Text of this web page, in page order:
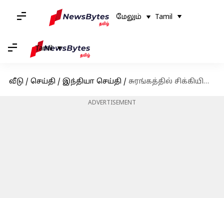
மேலும் Tamil
Tamil
வீடு / செய்தி / இந்தியா செய்தி / சுரங்கத்தில் சிக்கியிருப்பவர்களை மீட்பதற்கான துளையிடும் பணி தற்காலிகமாக நிறுத்தம், ஏன்?
ADVERTISEMENT